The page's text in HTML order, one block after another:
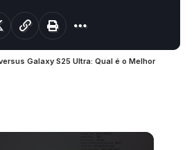
Galaxy S25 Ultra: Qual é o Melhor